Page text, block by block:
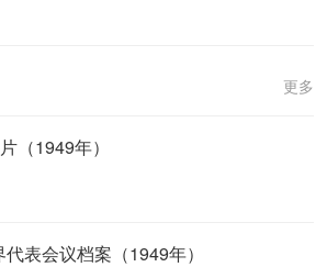
更多
（1949年）
表会议档案（1949年）